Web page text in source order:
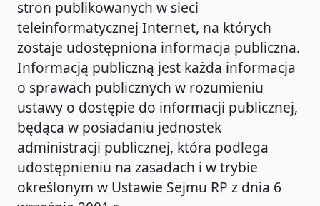
stron publikowanych w sieci
teleinformatycznej Internet, na których
zostaje udostępniona informacja publiczna.
Informacją publiczną jest każda informacja
o sprawach publicznych w rozumieniu
ustawy o dostępie do informacji publicznej,
będąca w posiadaniu jednostek
administracji publicznej, która podlega
udostępnieniu na zasadach i w trybie
określonym w Ustawie Sejmu RP z dnia 6